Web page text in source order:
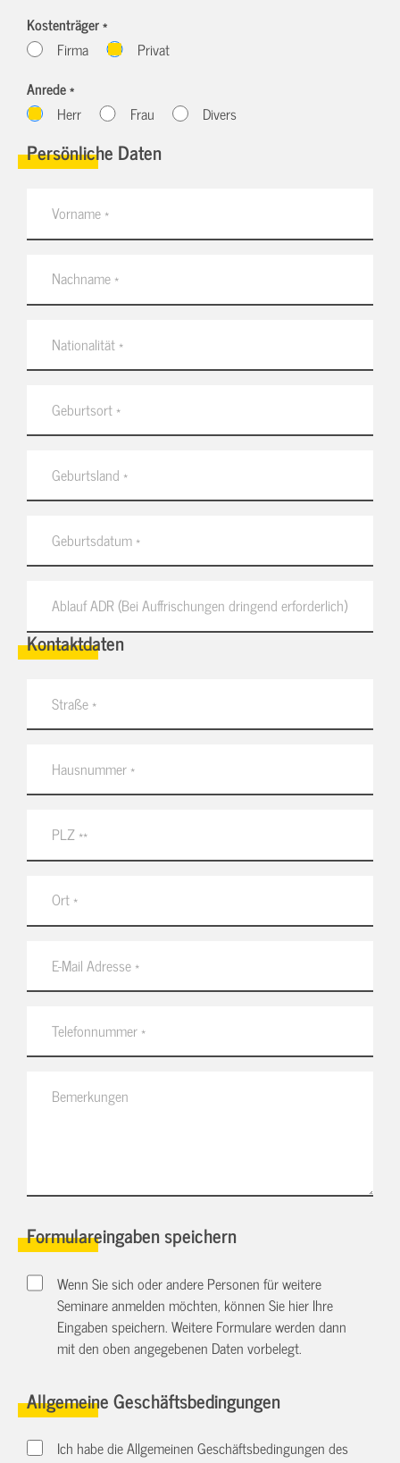
Kostenträger *
Firma
Privat
Anrede *
Herr
Frau Divers
Persönliche Daten
Kontaktdaten
Formulareingaben speichern
Wenn Sie sich oder andere Personen für weitere
Seminare anmelden möchten, können Sie hier Ihre
Eingaben speichern. Weitere Formulare werden dann
mit den oben angegebenen Daten vorbelegt.
Allgemeine Geschäftsbedingungen
Ich habe die Allgemeinen Geschäftsbedingungen des